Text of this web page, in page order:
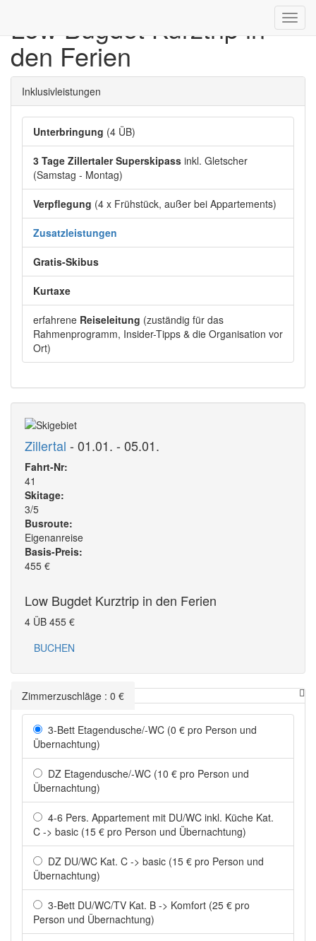
Low Bugdet Kurztrip in
den Ferien
Inklusivleistungen
Unterbringung (4 ÜB)
3 Tage Zillertaler Superskipass inkl. Gletscher
(Samstag - Montag)
Verpflegung (4 x Frühstück, außer bei Appartements)
Zusatzleistungen
Gratis-Skibus
Kurtaxe
erfahrene Reiseleitung (zuständig für das
Rahmenprogramm, Insider-Tipps & die Organisation vor
Ort)
Zillertal - 01.01. - 05.01.
Fahrt-Nr:
41
Skitage:
3/5
Busroute:
Eigenanreise
Basis-Preis:
455 €
Low Bugdet Kurztrip in den Ferien
4 ÜB 455 €
BUCHEN
Zimmerzuschläge : 0 €
3-Bett Etagendusche/-WC (0 € pro Person und
Übernachtung)
DZ Etagendusche/-WC (10 € pro Person und
Übernachtung)
4-6 Pers. Appartement mit DU/WC inkl. Küche Kat.
C -> basic (15 € pro Person und Übernachtung)
DZ DU/WC Kat. C -> basic (15 € pro Person und
Übernachtung)
3-Bett DU/WC/TV Kat. B -> Komfort (25 € pro
Person und Übernachtung)